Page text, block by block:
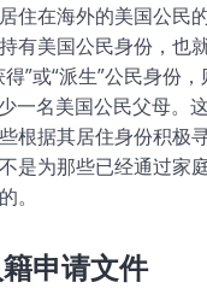
住在海外的美国公民
有美国公民身份，也
”或“派生”公民身份
一名美国公民父母。
根据其居住身份积极
是为那些已经通过家
。
申请文件